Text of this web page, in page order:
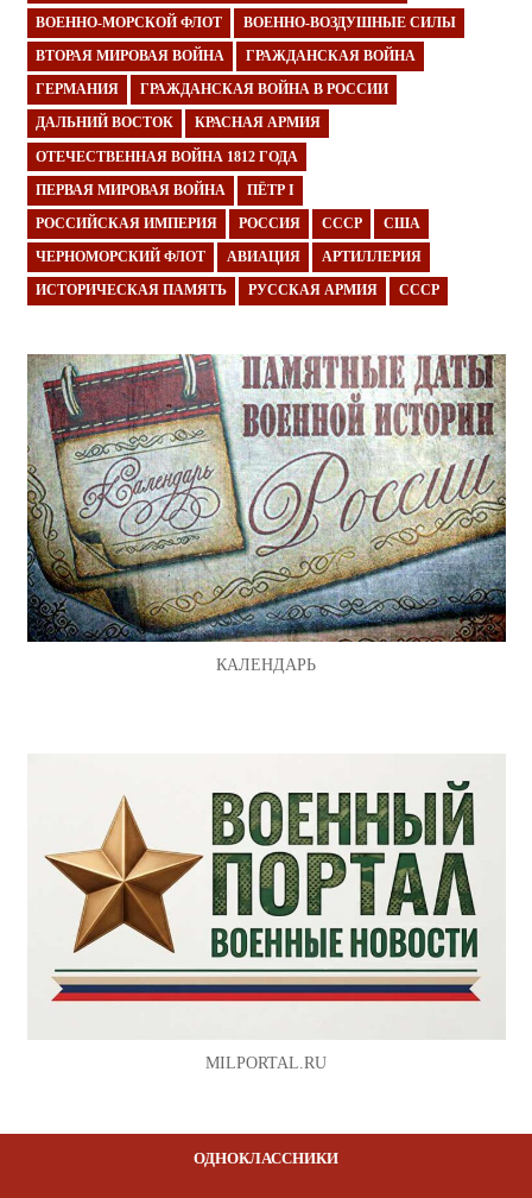
ВОЕННО-МОРСКОЙ ФЛОТ ВОЕННО-ВОЗДУШНЫЕ СИЛЫ
ВТОРАЯ МИРОВАЯ ВОЙНА ГРАЖДАНСКАЯ ВОЙНА
ГЕРМАНИЯ ГРАЖДАНСКАЯ ВОЙНА В РОССИИ
ДАЛЬНИЙ ВОСТОК КРАСНАЯ АРМИЯ
ОТЕЧЕСТВЕННАЯ ВОЙНА 1812 ГОДА
ПЕРВАЯ МИРОВАЯ ВОЙНА ПЁТР I
РОССИЙСКАЯ ИМПЕРИЯ РОССИЯ СССР США
ЧЕРНОМОРСКИЙ ФЛОТ АВИАЦИЯ АРТИЛЛЕРИЯ
ИСТОРИЧЕСКАЯ ПАМЯТЬ РУССКАЯ АРМИЯ СССР
КАЛЕНДАРЬ
MILPORTAL.RU
ОДНОКЛАССНИКИ